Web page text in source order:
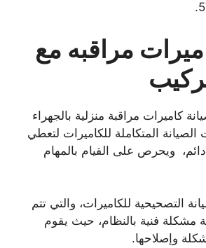
مراقبه مع
كاميرات مراقبة منزلية بالجهراء
المتكاملة للكاميرات لتعطي
ويحرص على القيام بالمهام
التصحيحية للكاميرات، والتي تتم
مشكلة فنية بالنظام، حيث يقوم
وإصلاحها.